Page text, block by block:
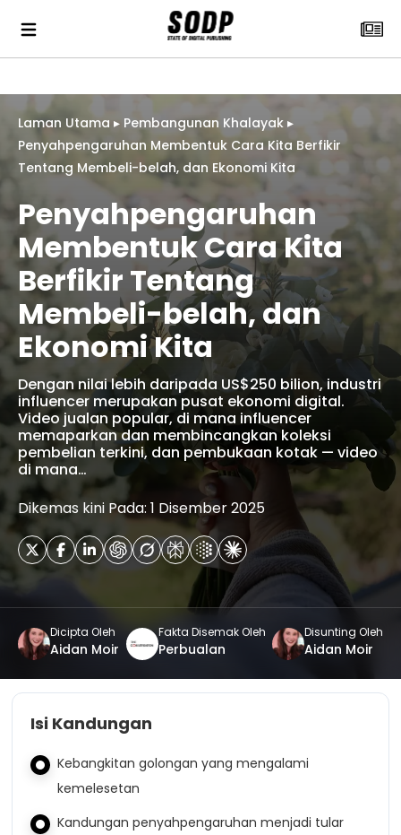
Laman Utama ▸ Pembangunan Khalayak ▸
Penyahpengaruhan Membentuk Cara Kita Berfikir
Tentang Membeli-belah, dan Ekonomi Kita
Penyahpengaruhan
Membentuk Cara Kita
Berfikir Tentang
Membeli-belah, dan
Ekonomi Kita
Dengan nilai lebih daripada US$250 bilion, industri
influencer merupakan pusat ekonomi digital.
Video jualan popular, di mana influencer
memaparkan dan membincangkan koleksi
pembelian terkini, dan pembukaan kotak — video
di mana…
Dikemas kini Pada: 1 Disember 2025
Dicipta Oleh
Aidan Moir
Fakta Disemak Oleh
Perbualan
Disunting Oleh
Aidan Moir
Isi Kandungan
Kebangkitan golongan yang mengalami
kemelesetan
Kandungan penyahpengaruhan menjadi tular